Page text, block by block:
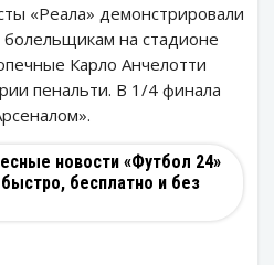
«Реала» демонстрировали
на стадионе
Карло Анчелотти
пенальти. В 1/4 финала
новости «Футбол 24»
бесплатно и без